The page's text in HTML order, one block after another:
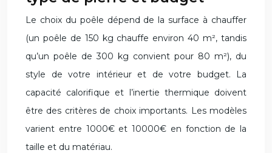
Le choix du poêle dépend de la surface à chauffer
(un poêle de 150 kg chauffe environ 40 m², tandis
qu’un poêle de 300 kg convient pour 80 m²), du
style de votre intérieur et de votre budget. La
capacité calorifique et l’inertie thermique doivent
être des critères de choix importants. Les modèles
varient entre 1000€ et 10000€ en fonction de la
taille et du matériau.